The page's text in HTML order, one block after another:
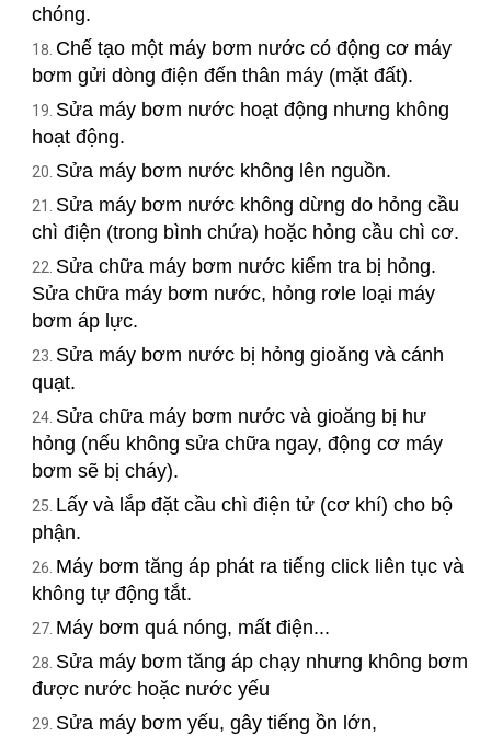
chóng.
Chế tạo một máy bơm nước có động cơ máy
bơm gửi dòng điện đến thân máy (mặt đất).
Sửa máy bơm nước hoạt động nhưng không
hoạt động.
Sửa máy bơm nước không lên nguồn.
Sửa máy bơm nước không dừng do hỏng cầu
chì điện (trong bình chứa) hoặc hỏng cầu chì cơ.
Sửa chữa máy bơm nước kiểm tra bị hỏng.
Sửa chữa máy bơm nước, hỏng rơle loại máy
bơm áp lực.
Sửa máy bơm nước bị hỏng gioăng và cánh
quạt.
Sửa chữa máy bơm nước và gioăng bị hư
hỏng (nếu không sửa chữa ngay, động cơ máy
bơm sẽ bị cháy).
Lấy và lắp đặt cầu chì điện tử (cơ khí) cho bộ
phận.
Máy bơm tăng áp phát ra tiếng click liên tục và
không tự động tắt.
Máy bơm quá nóng, mất điện...
Sửa máy bơm tăng áp chạy nhưng không bơm
được nước hoặc nước yếu
Sửa máy bơm yếu, gây tiếng ồn lớn,